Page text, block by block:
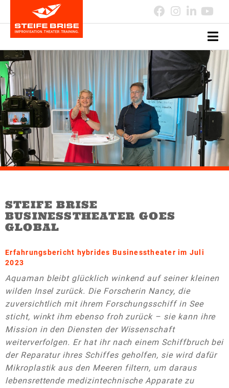
STEIFE BRISE
BUSINESSTHEATER GOES
GLOBAL
Erfahrungsbericht hybrides Businesstheater im Juli
2023
Aquaman bleibt glücklich winkend auf seiner kleinen
wilden Insel zurück. Die Forscherin Nancy, die
zuversichtlich mit ihrem Forschungsschiff in See
sticht, winkt ihm ebenso froh zurück – sie kann ihre
Mission in den Diensten der Wissenschaft
weiterverfolgen. Er hat ihr nach einem Schiffbruch bei
der Reparatur ihres Schiffes geholfen, sie wird dafür
Mikroplastik aus den Meeren filtern, um daraus
lebensrettende medizintechnische Apparate zu